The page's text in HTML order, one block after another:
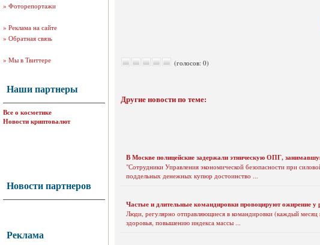
» Фоторепортажи
» Реклама на сайте
» Обратная связь
» Мы в Твиттере
Наши партнеры
Все о косметике
Новости криптовалют
Новости партнеров
Реклама
(голосов: 0)
Другие новости по теме:
В Москве полицейские задержали этническую ОПГ,
"Сотрудники Управления экономической безопасности при
поддельных денежных купюр достоинство ...
Частые и длительные командировки провоцируют ожирение у
Люди, регулярно отправляющиеся в командировки (каждый
здоровья, повышению индекса массы ...